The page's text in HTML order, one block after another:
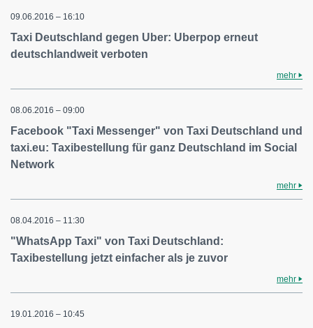
09.06.2016 – 16:10
Taxi Deutschland gegen Uber: Uberpop erneut
deutschlandweit verboten
mehr
08.06.2016 – 09:00
Facebook "Taxi Messenger" von Taxi Deutschland und
taxi.eu: Taxibestellung für ganz Deutschland im Social
Network
mehr
08.04.2016 – 11:30
"WhatsApp Taxi" von Taxi Deutschland:
Taxibestellung jetzt einfacher als je zuvor
mehr
19.01.2016 – 10:45